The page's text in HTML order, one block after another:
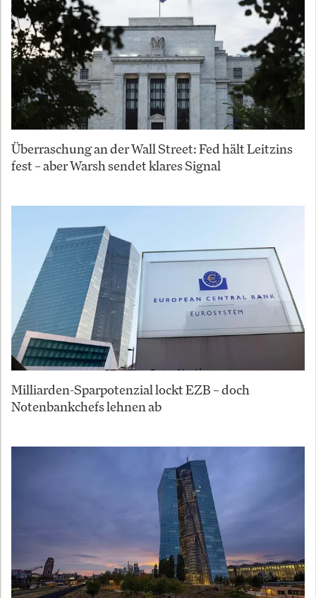
Überraschung an der Wall Street: Fed hält Leitzins
fest – aber Warsh sendet klares Signal
Milliarden-Sparpotenzial lockt EZB – doch
Notenbankchefs lehnen ab